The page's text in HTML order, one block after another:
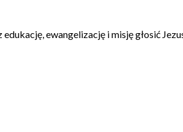
ewangelizację i misję głosić